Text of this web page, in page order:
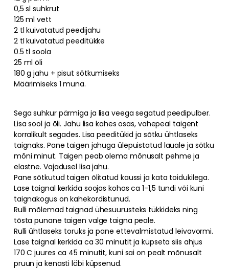
0,5 sl suhkrut
125 ml vett
2 tl kuivatatud peedijahu
2 tl kuivatatud peeditükke
0.5 tl soola
25 ml õli
180 g jahu + pisut sõtkumiseks
Määrimiseks 1 muna.
Sega suhkur pärmiga ja lisa veega segatud peedipulber.
Lisa sool ja õli. Jahu lisa kahes osas, vahepeal taigent
korralikult segades. Lisa peeditükid ja sõtku ühtlaseks
taignaks. Pane taigen jahuga ülepuistatud lauale ja sõtku
mõni minut. Taigen peab olema mõnusalt pehme ja
elastne. Vajadusel lisa jahu.
Pane sõtkutud taigen õlitatud kaussi ja kata toidukilega.
Lase taignal kerkida soojas kohas ca 1-1,5 tundi või kuni
taignakogus on kahekordistunud.
Rulli mõlemad taignad ühesuurusteks tükkideks ning
tõsta punane taigen valge taigna peale.
Rulli ühtlaseks toruks ja pane ettevalmistatud leivavormi.
Lase taignal kerkida ca 30 minutit ja küpseta siis ahjus
170 C juures ca 45 minutit, kuni sai on pealt mõnusalt
pruun ja kenasti läbi küpsenud.